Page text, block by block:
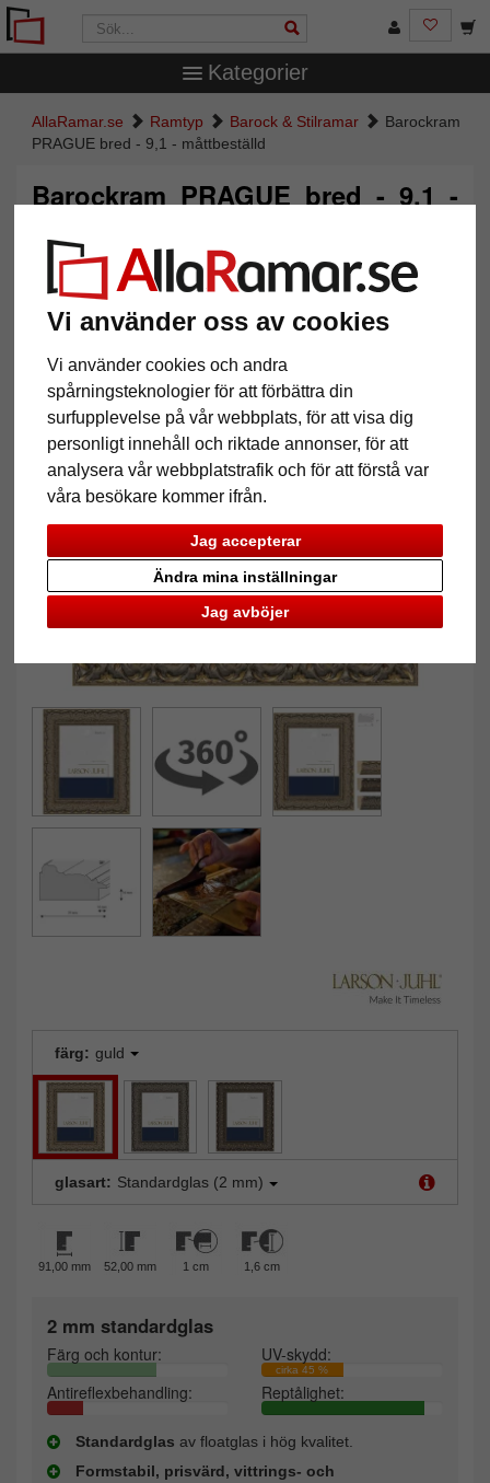
Vi använder oss av cookies
Vi använder cookies och andra
spårningsteknologier för att förbättra din
surfupplevelse på vår webbplats, för att visa dig
personligt innehåll och riktade annonser, för att
analysera vår webbplatstrafik och för att förstå var
våra besökare kommer ifrån.
Jag accepterar
Jag avböjer
Ändra mina inställningar
Kategorier
AllaRamar.se Ramtyp Barock & Stilramar
Barockram
PRAGUE bred - 9,1 - måttbeställd
Barockram PRAGUE bred - 9,1 -
Tillbaka
färg: guld
glasart: Standardglas (2 mm)
91,00 mm 52,00 mm 1 cm 1,6 cm
2 mm standardglas
Färg och kontur: UV-skydd:
cirka 45 %
Antireflexbehandling: Reptålighet:
Standardglas av floatglas i hög kvalitet.
Formstabil, prisvärd, vittrings- och